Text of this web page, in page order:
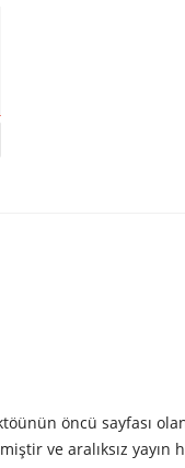
öncü sayfası
ve aralıksız yayın